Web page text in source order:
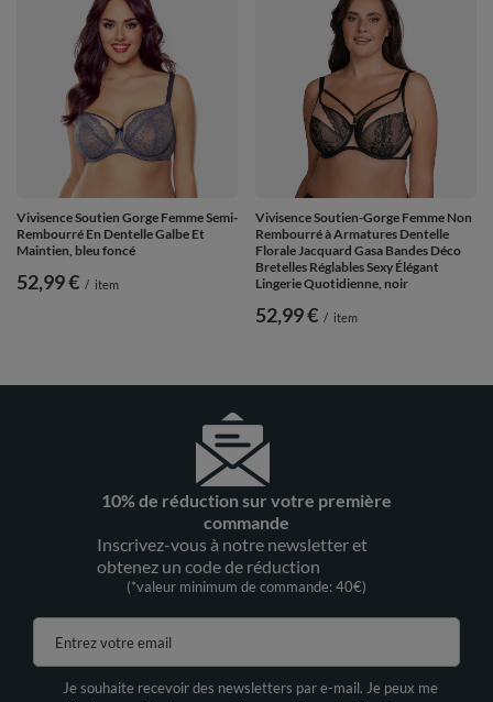
Vivisence Soutien Gorge Femme Semi-
Rembourré En Dentelle Galbe Et
Maintien, bleu foncé
52,99 € / item
Vivisence Soutien-Gorge Femme Non
Rembourré à Armatures Dentelle
Florale Jacquard Gasa Bandes Déco
Bretelles Réglables Sexy Élégant
Lingerie Quotidienne, noir
52,99 € / item
10% de réduction sur votre première
commande
Inscrivez-vous à notre newsletter et
obtenez un code de réduction
(*valeur minimum de commande: 40€)
Entrez votre email
Je souhaite recevoir des newsletters par e-mail. Je peux me